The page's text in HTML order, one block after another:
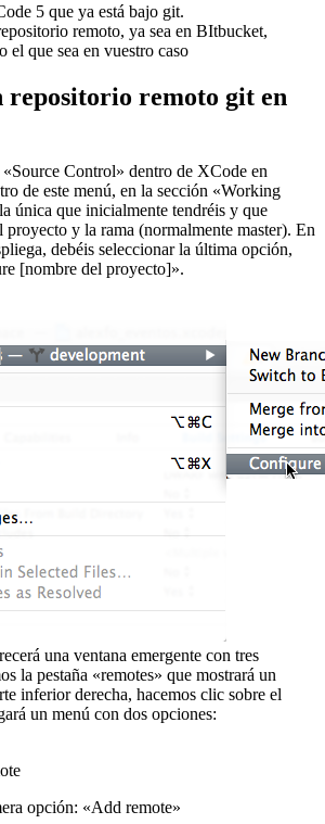
5 que ya está bajo git.
remoto, ya sea en BItbucket,
el que sea en vuestro caso
repositorio remoto git en
Control» dentro de XCode en
de este menú, en la sección «Working
única que inicialmente tendréis y que
proyecto y la rama (normalmente master). En
debéis seleccionar la última opción,
[nombre del proyecto]».
una ventana emergente con tres
la pestaña «remotes» que mostrará un
inferior derecha, hacemos clic sobre el
un menú con dos opciones:
opción: «Add remote»